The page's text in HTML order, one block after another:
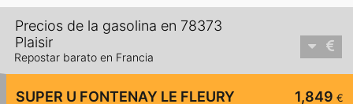
Precios de la gasolina en 78373
Plaisir
Repostar barato en Francia
1,849 €
SUPER U FONTENAY LE FLEURY